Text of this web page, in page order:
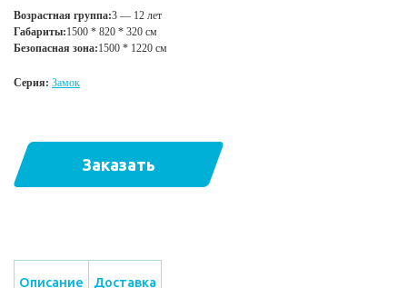
Возрастная группа:3 — 12 лет
Габариты:1500 * 820 * 320 см
Безопасная зона:1500 * 1220 см
Серия: Замок
Заказать
Описание Доставка